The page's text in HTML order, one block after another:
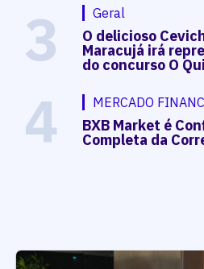
3 Geral
O delicioso
Maracujá irá
do concurso O
4 MERCADO
BXB Market é
Completa da